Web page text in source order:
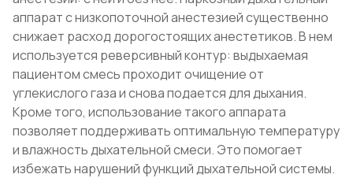
аппарат с низкопоточной анестезией существенно
снижает расход дорогостоящих анестетиков. В нем
используется реверсивный контур: выдыхаемая
пациентом смесь проходит очищение от
углекислого газа и снова подается для дыхания.
Кроме того, использование такого аппарата
позволяет поддерживать оптимальную температуру
и влажность дыхательной смеси. Это помогает
избежать нарушений функций дыхательной системы.